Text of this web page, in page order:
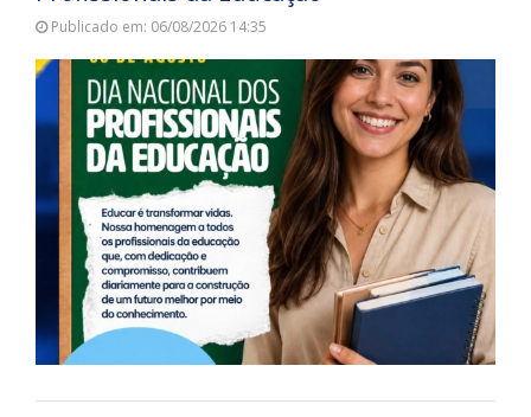
Publicado em: 06/08/2026 14:35